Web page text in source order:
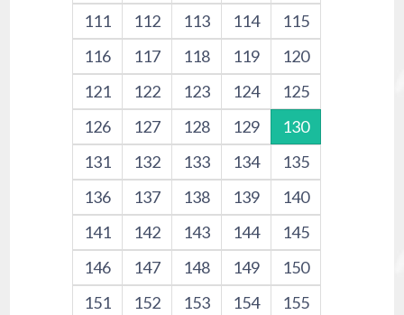
111
112 113 114
115
116
117 118 119
120
121
122 123 124
125
126
127 128 129
130
131
132 133 134
135
136
137 138 139
140
141
142 143 144
145
146
147 148 149
150
151
152 153 154
155